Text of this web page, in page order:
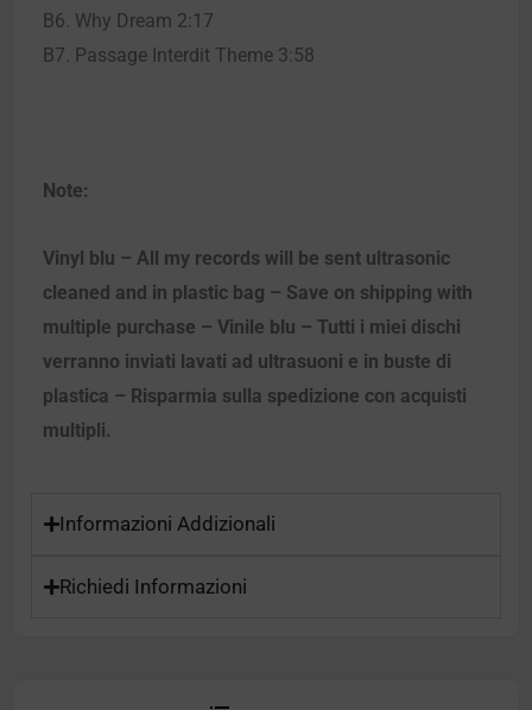
B6. Why Dream 2:17
B7. Passage Interdit Theme 3:58
Note:
Vinyl blu – All my records will be sent ultrasonic
cleaned and in plastic bag – Save on shipping with
multiple purchase – Vinile blu – Tutti i miei dischi
verranno inviati lavati ad ultrasuoni e in buste di
plastica – Risparmia sulla spedizione con acquisti
multipli.
Informazioni Addizionali
Richiedi Informazioni